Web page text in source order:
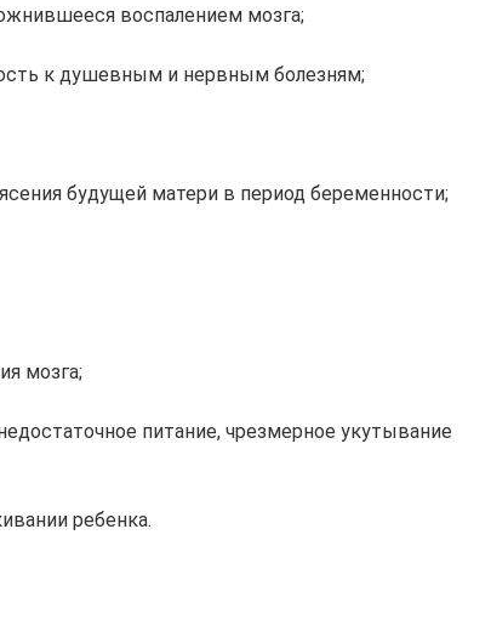
воспалением мозга;
к душевным и нервным болезням;
будущей матери в период беременности;
мозга;
питание, чрезмерное укутывание
ребенка.